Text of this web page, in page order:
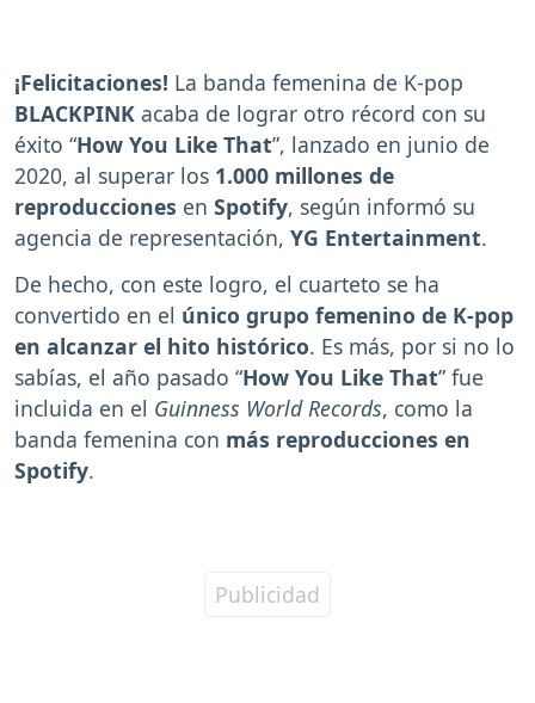
¡Felicitaciones! La banda femenina de K-pop
BLACKPINK acaba de lograr otro récord con su
éxito “How You Like That”, lanzado en junio de
2020, al superar los 1.000 millones de
reproducciones en Spotify, según informó su
agencia de representación, YG Entertainment.
De hecho, con este logro, el cuarteto se ha
convertido en el único grupo femenino de K-pop
en alcanzar el hito histórico. Es más, por si no lo
sabías, el año pasado “How You Like That” fue
incluida en el Guinness World Records, como la
banda femenina con más reproducciones en
Spotify.